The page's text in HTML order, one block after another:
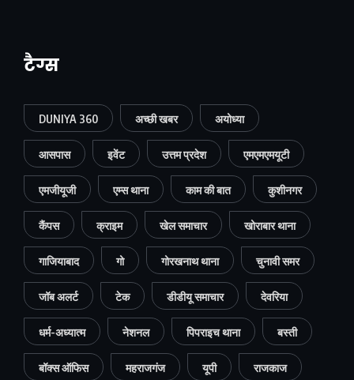
टैग्स
DUNIYA 360 अच्छी खबर अयोध्या
आसपास इवेंट उत्तम प्रदेश एमएमएमयूटी
एमजीयूजी एम्स थाना काम की बात कुशीनगर
कैंपस क्राइम खेल समाचार खोराबार थाना
गाजियाबाद गो गोरखनाथ थाना चुनावी समर
जॉब अलर्ट टेक डीडीयू समाचार देवरिया
धर्म-अध्यात्म नेशनल पिपराइच थाना बस्ती
बॉक्स ऑफिस महराजगंज यूपी राजकाज